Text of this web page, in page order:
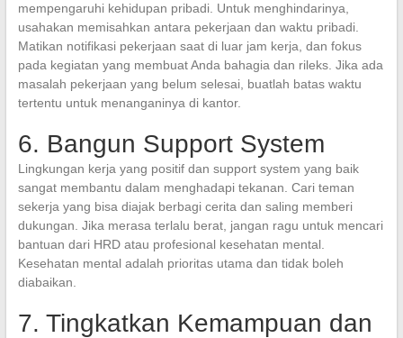
mempengaruhi kehidupan pribadi. Untuk menghindarinya,
usahakan memisahkan antara pekerjaan dan waktu pribadi.
Matikan notifikasi pekerjaan saat di luar jam kerja, dan fokus
pada kegiatan yang membuat Anda bahagia dan rileks. Jika ada
masalah pekerjaan yang belum selesai, buatlah batas waktu
tertentu untuk menanganinya di kantor.
6. Bangun Support System
Lingkungan kerja yang positif dan support system yang baik
sangat membantu dalam menghadapi tekanan. Cari teman
sekerja yang bisa diajak berbagi cerita dan saling memberi
dukungan. Jika merasa terlalu berat, jangan ragu untuk mencari
bantuan dari HRD atau profesional kesehatan mental.
Kesehatan mental adalah prioritas utama dan tidak boleh
diabaikan.
7. Tingkatkan Kemampuan dan